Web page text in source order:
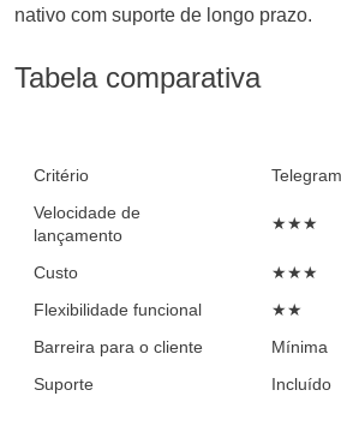
nativo com suporte de longo prazo.
Tabela comparativa
Critério
Velocidade de
lançamento
★★★
Custo ★★★
Flexibilidade funcional
★★
Barreira para o cliente
Mínima
Suporte
Incluído